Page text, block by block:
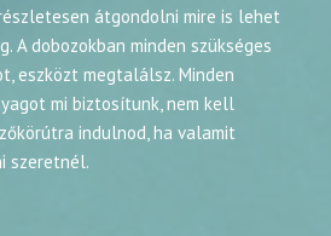
átgondolni mire is lehet
A dobozokban minden szükséges
eszközt megtalálsz. Minden
mi biztosítunk, nem kell
indulnod, ha valamit
szeretnél.